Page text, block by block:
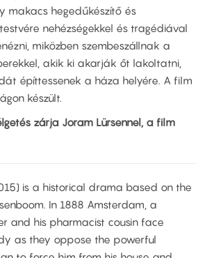
makacs hegedűkészítő és
nehézségekkel és tragédiával
miközben szembeszállnak a
akik ki akarják őt lakoltatni,
építtessenek a háza helyére. A film
készült.
zárja Joram Lürsennel, a film
is a historical drama based on the
In 1888 Amsterdam, a
and his pharmacist cousin face
as they oppose the powerful